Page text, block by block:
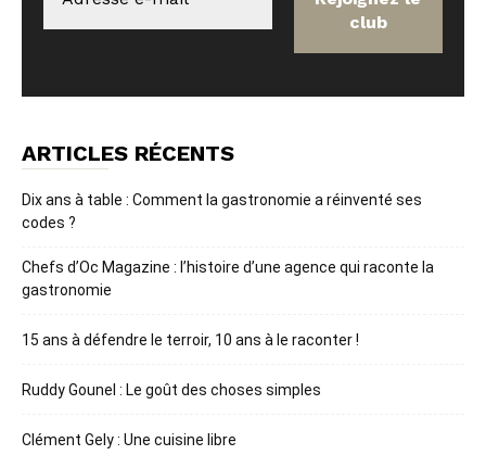
ARTICLES RÉCENTS
Dix ans à table : Comment la gastronomie a réinventé ses
codes ?
Chefs d’Oc Magazine : l’histoire d’une agence qui raconte la
gastronomie
15 ans à défendre le terroir, 10 ans à le raconter !
Ruddy Gounel : Le goût des choses simples
Clément Gely : Une cuisine libre